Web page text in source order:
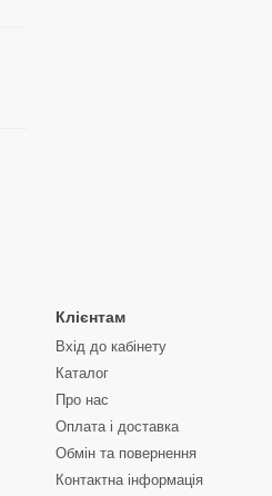
Клієнтам
Вхід до кабінету
Каталог
Про нас
Оплата і доставка
Обмін та повернення
Контактна інформація